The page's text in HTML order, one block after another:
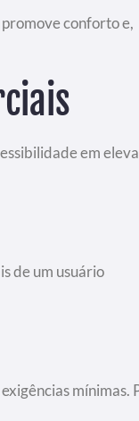
conforto e,
em
de um usuário
mínimas.